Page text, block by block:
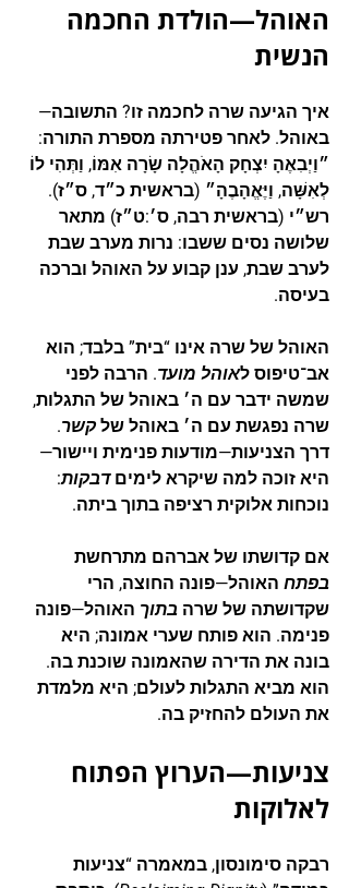
האוהל—הולדת החכמה
הנשית
איך הגיעה שרה לחכמה זו? התשובה—
באוהל. לאחר פטירתה מספרת התורה:
״וַיְבִאֶהָ יִצְחָק הָאֹהֱלָה שָׂרָה אִמּוֹ, וַתְּהִי לוֹ
לְאִשָּׁה, וַיֶּאֱהָבֶהָ״ (בראשית כ״ד, ס״ז).
רש״י (בראשית רבה, ס׳:ט״ז) מתאר
שלושה נסים ששבו: נרות מערב שבת
לערב שבת, ענן קבוע על האוהל וברכה
בעיסה.
האוהל של שרה אינו “בית” בלבד; הוא
אב־טיפוס לאוהל מועד. הרבה לפני
שמשה ידבר עם ה׳ באוהל של התגלות,
שרה נפגשת עם ה׳ באוהל של קשר.
דרך הצניעות—מודעות פנימית ויישור—
היא זוכה למה שיקרא לימים דבקות:
נוכחות אלוקית רציפה בתוך ביתה.
אם קדושתו של אברהם מתרחשת
בפתח האוהל—פונה החוצה, הרי
שקדושתה של שרה בתוך האוהל—פונה
פנימה. הוא פותח שערי אמונה; היא
בונה את הדירה שהאמונה שוכנת בה.
הוא מביא התגלות לעולם; היא מלמדת
את העולם להחזיק בה.
צניעות—הערוץ הפתוח
לאלוקות
רבקה סימונסון, במאמרה “צניעות